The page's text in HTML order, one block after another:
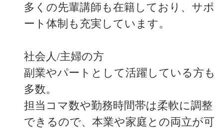
多くの先輩講師も在籍しており、サポ
ート体制も充実しています。
社会人/主婦の方
副業やパートとして活躍している方も
多数。
担当コマ数や勤務時間帯は柔軟に調整
できるので、本業や家庭との両立が可